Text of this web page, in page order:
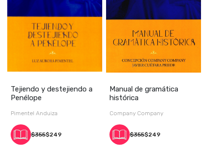
Tejiendo y destejiendo a
Penélope
Pimentel Anduiza
$355$249
Manual de gramática
histórica
Company Company
$355$249